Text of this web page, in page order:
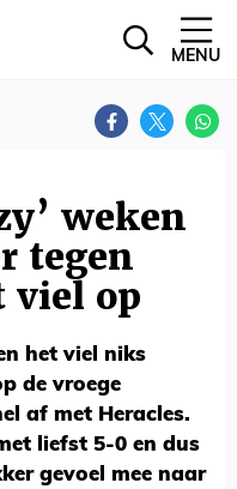
MENU
weken
tegen
viel op
het viel niks
de vroege
af met Heracles.
liefst 5-0 en dus
gevoel mee naar